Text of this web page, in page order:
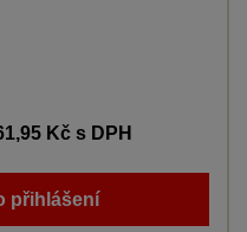
Kčs DPH
přihlášení